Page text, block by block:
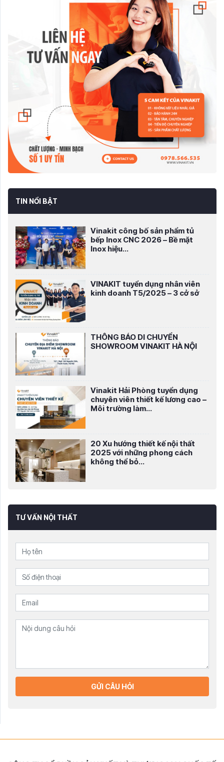
TIN NỔI BẬT
Vinakit công bố sản phẩm tủ
bếp Inox CNC 2026 – Bề mặt
Inox hiệu...
VINAKIT tuyển dụng nhân viên
kinh doanh T5/2025 – 3 cở sở
THÔNG BÁO DI CHUYỂN
SHOWROOM VINAKIT HÀ NỘI
Vinakit Hải Phòng tuyển dụng
chuyên viên thiết kế lương cao –
Môi trường làm...
20 Xu hướng thiết kế nội thất
2025 với những phong cách
không thể bỏ...
TƯ VẤN NỘI THẤT
GỬI CÂU HỎI